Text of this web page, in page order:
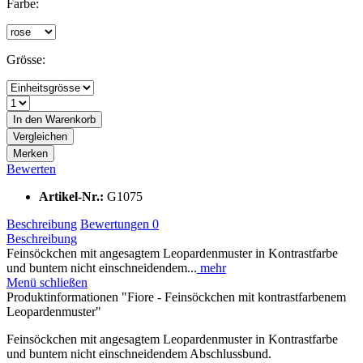
Farbe:
Grösse:
In den Warenkorb
Vergleichen
Merken
Bewerten
Artikel-Nr.: G1075
Beschreibung Bewertungen 0
Beschreibung
Feinsöckchen mit angesagtem Leopardenmuster in Kontrastfarbe
und buntem nicht einschneidendem... mehr
Menü schließen
Produktinformationen "Fiore - Feinsöckchen mit kontrastfarbenem
Leopardenmuster"
Feinsöckchen mit angesagtem Leopardenmuster in Kontrastfarbe
und buntem nicht einschneidendem Abschlussbund.